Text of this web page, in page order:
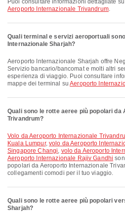
Puoi consultare informazioni dettagliate
Aeroporto Internazionale Trivandrum.
Quali terminal e servizi aeroportuali
Internazionale Sharjah?
Aeroporto Internazionale Sharjah offre Negozio Duty Free, Sedia a rotelle,
Servizio bancario/bancomat e molti altri
esperienza di viaggio. Puoi consultare
mappe dei terminal suAeroporto
Quali sono le rotte aeree più popolari da
Trivandrum?
volo da Aeroporto Internazionale Trivandrum a Aeroporto Internazionale di
Kuala Lumpur, volo da Aeroporto
Singapore Changi, volo da Aeroporto
Aeroporto Internazionale Rajiv Gandhi
popolari da Aeroporto Internazionale
collegamenti comodi per il tuo viaggio.
Quali sono le rotte aeree più popolari
Sharjah?